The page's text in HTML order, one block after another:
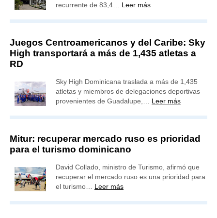
recurrente de 83,4… Leer más
Juegos Centroamericanos y del Caribe: Sky
High transportará a más de 1,435 atletas a
RD
Sky High Dominicana traslada a más de 1,435
atletas y miembros de delegaciones deportivas
provenientes de Guadalupe,… Leer más
Mitur: recuperar mercado ruso es prioridad
para el turismo dominicano
David Collado, ministro de Turismo, afirmó que
recuperar el mercado ruso es una prioridad para
el turismo… Leer más